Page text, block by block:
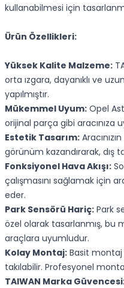
kullanabilmesi için
Ürün Özellikleri:
Yüksek Kalite Malzeme:
orta ızgara, dayanıklı ve
yapılmıştır.
Mükemmel Uyum: Opel
orijinal parça gibi aracınıza
Estetik Tasarım:
görünüm kazandırarak, dış
Fonksiyonel Hava Akışı:
çalışmasını sağlamak için
eder.
Park Sensörü Hariç: Park
özel olarak tasarlanmış, bu
araçlara uyumludur.
Kolay Montaj: Basit montaj
takılabilir. Profesyonel
TAIWAN Marka